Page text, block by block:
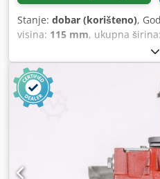
Stanje: dobar (korišteno),
visina: 115 mm, ukupna širina: